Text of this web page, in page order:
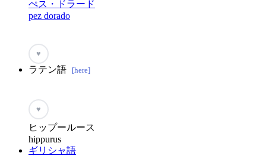
ぺス・ドラード
pez dorado
♥
ラテン語 [here]
♥
ヒップールース
hippurus
ギリシャ語